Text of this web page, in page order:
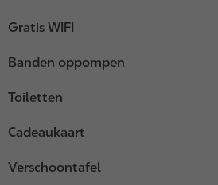
Gratis WIFI
Banden oppompen
Toiletten
Cadeaukaart
Verschoontafel